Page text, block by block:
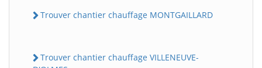
Trouver chantier chauffage MONTGAILLARD
Trouver chantier chauffage VILLENEUVE-